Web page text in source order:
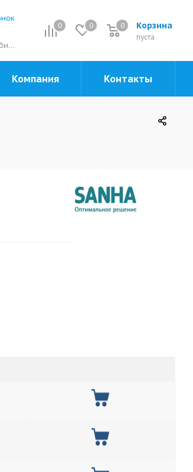
0 0 Корзина
0
пуста
0
Мой кабинет
Компания Контакты